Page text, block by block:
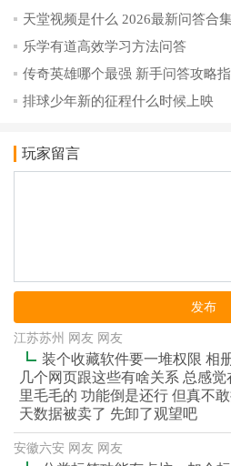
天堂视频是什么 2026最新问答合
乐学有道高效学习方法问答
传奇英雄哪个最强 新手问答攻略
排球少年新的征程什么时候上映
玩家留言
发布
江苏苏州 网友 网友
装个收藏软件要一堆权限 相
几个网页跟这些有啥关系 总感
里毛毛的 功能倒是还行 但真不
天数据被卖了 先卸了观望吧
安徽六安 网友 网友